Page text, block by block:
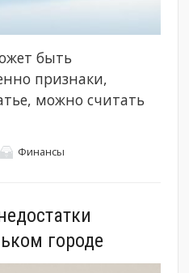
быть
признаки,
можно считать
Финансы
городе